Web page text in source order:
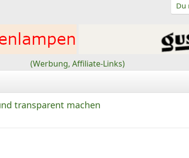
Du
(Werbung, Affiliate-Links)
transparent machen